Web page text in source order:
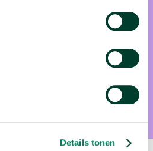
Details tonen
Zo keek hij naar eens naar een
formule van Carl Friedrich Gauss
Van een bol kan je geen vlak
dan een vlakke kaart van onze